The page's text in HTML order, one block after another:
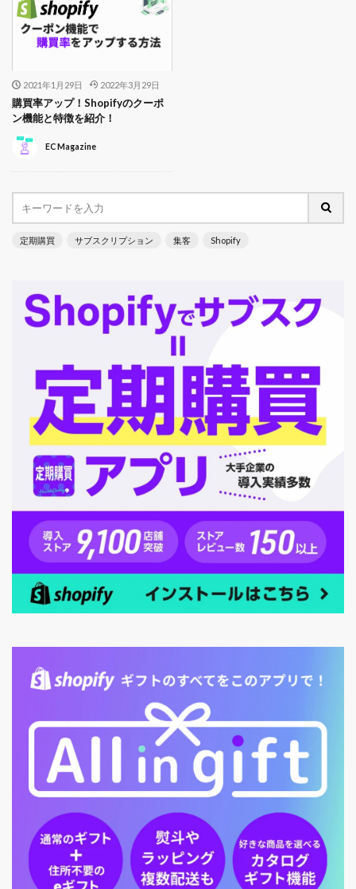
2021年1月29日 2022年3月29日
購買率アップ！Shopifyのクーポ
ン機能と特徴を紹介！
EC Magazine
定期購買 サブスクリプション 集客 Shopify